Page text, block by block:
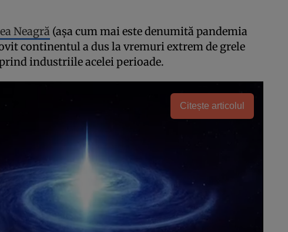
Neagră (aşa cum mai este denumită pandemia
continentul a dus la vremuri extrem de grele
industriile acelei perioade.
Citește articolul